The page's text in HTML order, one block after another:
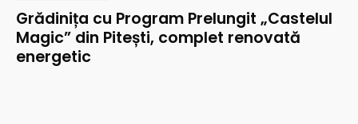
Grădinița cu Program Prelungit „Castelul
Magic” din Pitești, complet renovată
energetic